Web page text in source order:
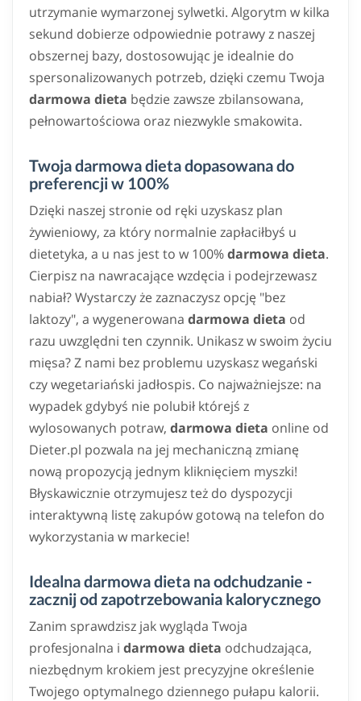
utrzymanie wymarzonej sylwetki. Algorytm w kilka
sekund dobierze odpowiednie potrawy z naszej
obszernej bazy, dostosowując je idealnie do
spersonalizowanych potrzeb, dzięki czemu Twoja
darmowa dieta będzie zawsze zbilansowana,
pełnowartościowa oraz niezwykle smakowita.
Twoja darmowa dieta dopasowana do
preferencji w 100%
Dzięki naszej stronie od ręki uzyskasz plan
żywieniowy, za który normalnie zapłaciłbyś u
dietetyka, a u nas jest to w 100%darmowa dieta.
Cierpisz na nawracające wzdęcia i podejrzewasz
nabiał? Wystarczy że zaznaczysz opcję "bez
laktozy", a wygenerowana darmowa dieta od
razu uwzględni ten czynnik. Unikasz w swoim życiu
mięsa? Z nami bez problemu uzyskasz wegański
czy wegetariański jadłospis. Co najważniejsze: na
wypadek gdybyś nie polubił którejś z
wylosowanych potraw, darmowa dieta online od
Dieter.pl pozwala na jej mechaniczną zmianę
nową propozycją jednym kliknięciem myszki!
Błyskawicznie otrzymujesz też do dyspozycji
interaktywną listę zakupów gotową na telefon do
wykorzystania w markecie!
Idealna darmowa dieta na odchudzanie -
zacznij od zapotrzebowania kalorycznego
Zanim sprawdzisz jak wygląda Twoja
profesjonalna i darmowa dieta odchudzająca,
niezbędnym krokiem jest precyzyjne określenie
Twojego optymalnego dziennego pułapu kalorii.